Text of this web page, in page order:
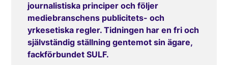
journalistiska principer och följer
mediebranschens publicitets- och
yrkesetiska regler. Tidningen har en fri och
självständig ställning gentemot sin ägare,
fackförbundet SULF.